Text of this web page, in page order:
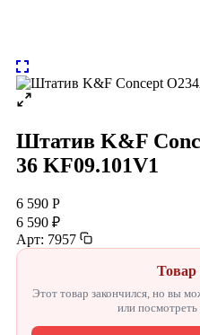
Штатив K&F
36 KF09.101V1
6 590 Р
6 590 ₽
Арт: 7957
Товар
Этот товар закончился, но вы
или